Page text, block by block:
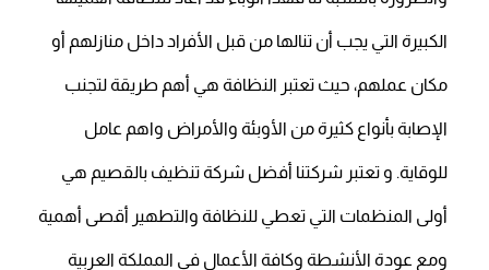
الكبيرة التي يجب أن تنالها من قبل الأفراد داخل منازلهم أو
مكان عملهم، حيث تعتبر النظافة هي أهم طريقة لتجنب
الإصابة بأنواع كثيرة من الأوبئة والأمراض واهم عامل
للوقاية. و تعتبر شركتنا أفضل شركة تنظيف بالقصيم هي
أولى المنظمات التي تعطي للنظافة والتطهير أقصى أهمية
ومع عودة الأنشطة وكافة الأعمال في المملكة العربية